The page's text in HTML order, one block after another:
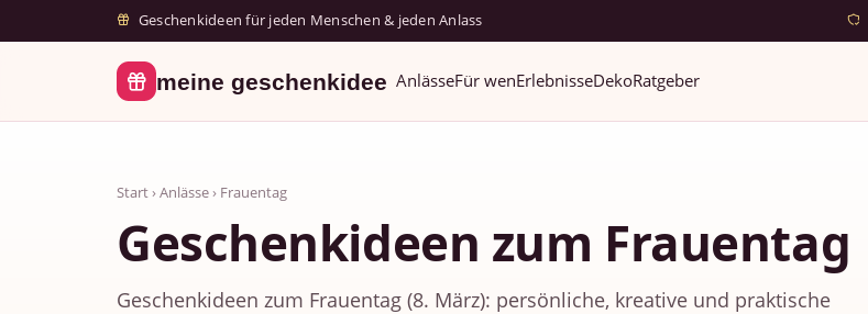
Geschenkideen für jeden Menschen & jeden Anlass
meine geschenkidee AnlässeFür wenErlebnisseDekoRatgeber
Start›Anlässe› Frauentag
Geschenkideen zum Frauentag
Geschenkideen zum Frauentag (8. März): persönliche, kreative und praktische